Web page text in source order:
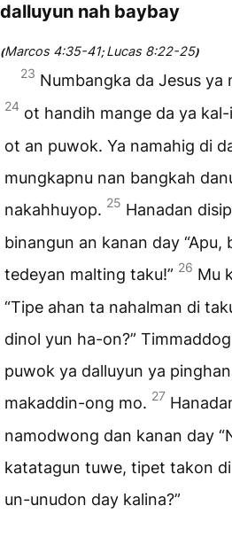
dalluyun nah baybay
(Marcos 4:35-41;Lucas 8:22-25)
23 Numbangka da Jesus ya
24 ot handih mange da ya
ot an puwok. Ya namahig di
mungkapnu nan bangkah
nakahhuyop. 25 Hanadan
binangun an kanan day “Apu,
tedeyan malting taku!” 26 Mu
“Tipe ahan ta nahalman di
dinol yun ha-on?”
puwok ya dalluyun ya
makaddin-ong mo. 27
namodwong dan kanan day
katatagun tuwe, tipet takon
un-unudon day kalina?”